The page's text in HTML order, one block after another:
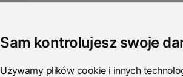
Sam kontrolujesz swoje
Używamy plików cookie i innych
Wypełniając formularz
informacji znajdziesz w naszej